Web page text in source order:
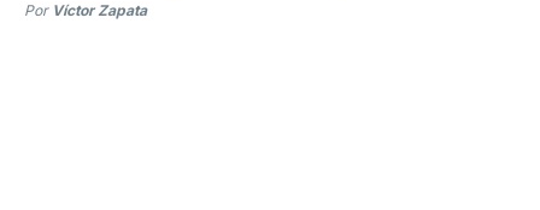
Por Víctor Zapata